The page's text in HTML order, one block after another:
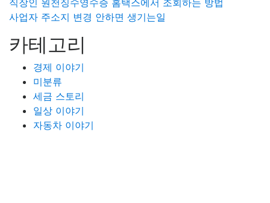
직장인 원천징수영수증 홈택스에서 조회하는 방법
사업자 주소지 변경 안하면 생기는일
카테고리
경제 이야기
미분류
세금 스토리
일상 이야기
자동차 이야기